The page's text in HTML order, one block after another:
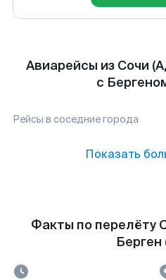
Авиарейсы из Сочи
с
Рейсы в соседние города
Показать
Факты по перелёту
Берген